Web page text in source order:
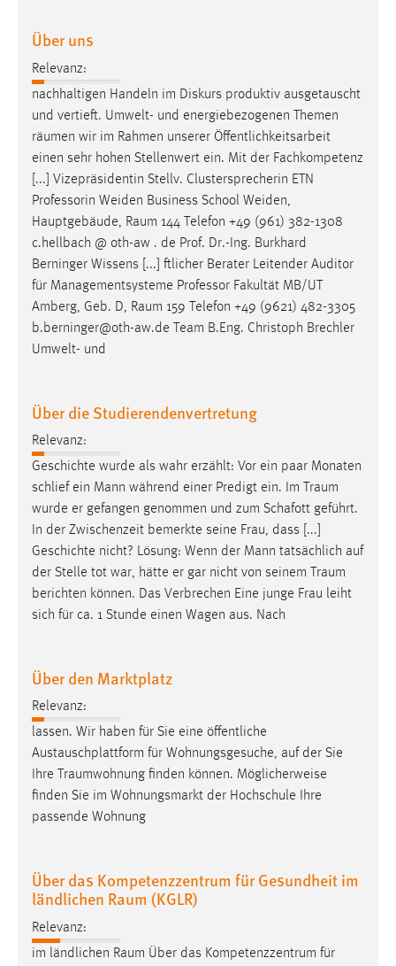
Über uns
Relevanz:
nachhaltigen Handeln im Diskurs produktiv ausgetauscht
und vertieft. Umwelt- und energiebezogenen Themen
räumen wir im Rahmen unserer Öffentlichkeitsarbeit
einen sehr hohen Stellenwert ein. Mit der Fachkompetenz
[...] Vizepräsidentin Stellv. Clustersprecherin ETN
Professorin Weiden Business School Weiden,
Hauptgebäude, Raum 144 Telefon +49 (961) 382-1308
c.hellbach @ oth-aw . de Prof. Dr.-Ing. Burkhard
Berninger Wissens [...] ftlicher Berater Leitender Auditor
für Managementsysteme Professor Fakultät MB/UT
Amberg, Geb. D, Raum 159 Telefon +49 (9621) 482-3305
b.berninger@oth-aw.de Team B.Eng. Christoph Brechler
Umwelt- und
Über die Studierendenvertretung
Relevanz:
Geschichte wurde als wahr erzählt: Vor ein paar Monaten
schlief ein Mann während einer Predigt ein. Im
Traum
wurde er gefangen genommen und zum Schafott geführt.
In der Zwischenzeit bemerkte seine Frau, dass [...]
Geschichte nicht? Lösung: Wenn der Mann tatsächlich auf
der Stelle tot war, hätte er gar nicht von seinem
Traum
berichten können. Das Verbrechen Eine junge Frau leiht
sich für ca. 1 Stunde einen Wagen aus. Nach
Über den Marktplatz
Relevanz:
lassen. Wir haben für Sie eine öffentliche
Austauschplattform für Wohnungsgesuche, auf der Sie
Ihre Traumwohnung finden können. Möglicherweise
finden Sie im Wohnungsmarkt der Hochschule Ihre
passende Wohnung
Über das Kompetenzzentrum für Gesundheit im
ländlichen Raum (KGLR)
Relevanz:
im ländlichen Raum Über das Kompetenzzentrum für
Um Inhalte von Videoplattformen und Social Media
externen Medien Cookies gesetzt.
YouTube
Vimeo